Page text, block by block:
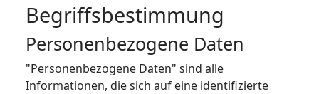
Begriffsbestimmung
Personenbezogene Daten
"Personenbezogene Daten" sind alle
Informationen, die sich auf eine identifizierte